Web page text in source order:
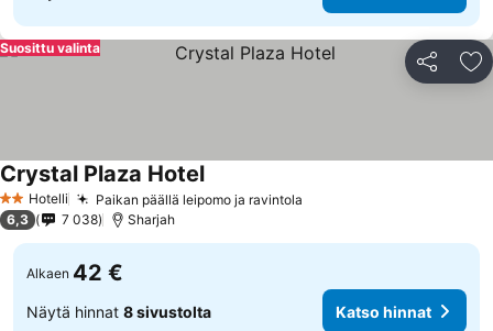
Jaa
Suosittu valinta
2 Tähtiluokitus
Hotelli Paikan päällä leipomo ja ravintola
Crystal Plaza Hotel
6,3 7 038 Sharjah
Alkaen 42 €
Näytä hinnat 8 sivustolta Katso hinnat